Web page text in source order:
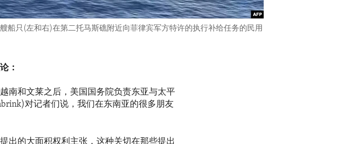
船只(左和右)在第二托马斯礁附近向菲律宾军方特许的执行补给任务的民用
：
南和文莱之后，美国国务院负责东亚与太平
对记者们说，我们在东南亚的很多朋友
出的大面积权利主张，这种关切在那些提出